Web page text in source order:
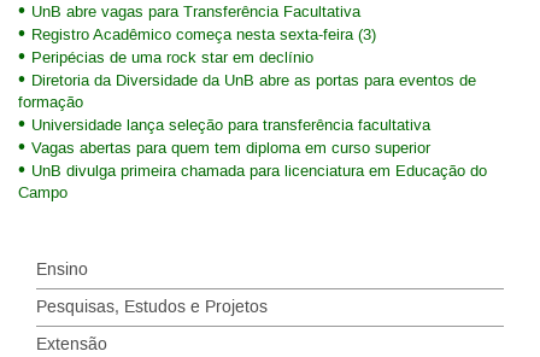
UnB abre vagas para Transferência Facultativa
Registro Acadêmico começa nesta sexta-feira (3)
Peripécias de uma rock star em declínio
Diretoria da Diversidade da UnB abre as portas para eventos de
formação
Universidade lança seleção para transferência facultativa
Vagas abertas para quem tem diploma em curso superior
UnB divulga primeira chamada para licenciatura em Educação do
Campo
Ensino
Pesquisas, Estudos e Projetos
Extensão